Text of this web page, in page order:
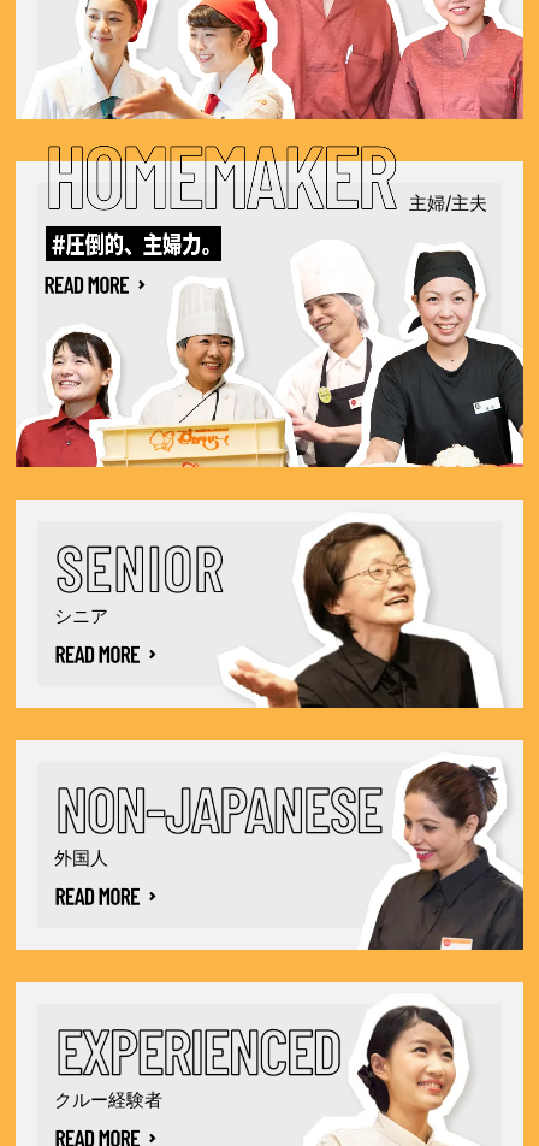
主婦/主夫
シニア
外国人
クルー経験者